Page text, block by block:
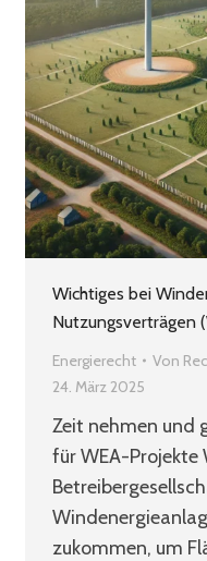
Wichtiges bei
Nutzungsverträgen
Energierecht Von
24. März 2025
Zeit nehmen und
für WEA-Projekte
zukommen, um